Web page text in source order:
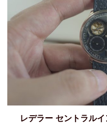
レデラー セントラル